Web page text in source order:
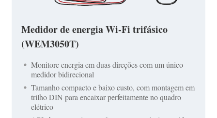
Medidor de energia Wi-Fi trifásico
(WEM3050T)
Monitore energia em duas direções com um único
medidor bidirecional
Tamanho compacto e baixo custo, com montagem em
trilho DIN para encaixar perfeitamente no quadro
elétrico